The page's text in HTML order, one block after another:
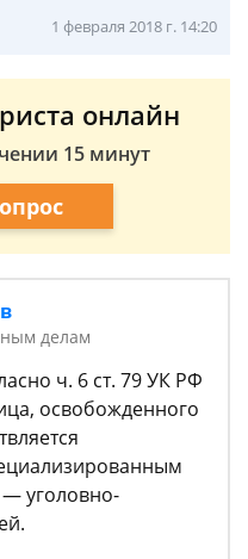
1 февраля 2018 г. 14:20
онлайн
15 минут
делам
ч. 6 ст. 79 УК РФ
освобожденного
уголовно-